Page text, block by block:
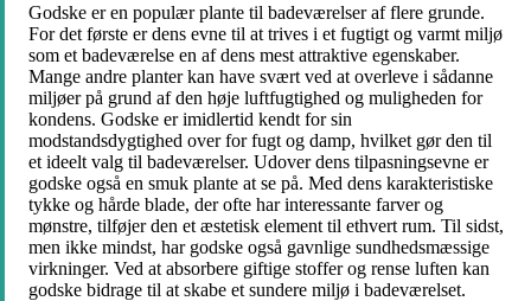
Godske er en populær plante til badeværelser af flere grunde.
For det første er dens evne til at trives i et fugtigt og varmt miljø
som et badeværelse en af dens mest attraktive egenskaber.
Mange andre planter kan have svært ved at overleve i sådanne
miljøer på grund af den høje luftfugtighed og muligheden for
kondens. Godske er imidlertid kendt for sin
modstandsdygtighed over for fugt og damp, hvilket gør den til
et ideelt valg til badeværelser. Udover dens tilpasningsevne er
godske også en smuk plante at se på. Med dens karakteristiske
tykke og hårde blade, der ofte har interessante farver og
mønstre, tilføjer den et æstetisk element til ethvert rum. Til sidst,
men ikke mindst, har godske også gavnlige sundhedsmæssige
virkninger. Ved at absorbere giftige stoffer og rense luften kan
godske bidrage til at skabe et sundere miljø i badeværelset.